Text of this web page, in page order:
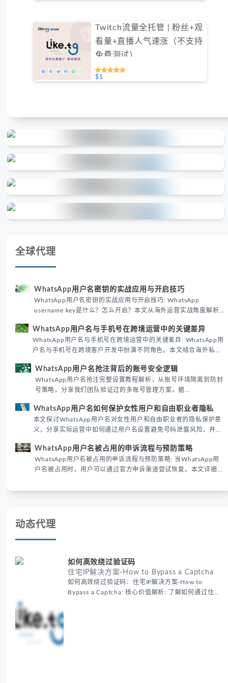
Twitch流量全托管 | 粉丝+观
看量+直播人气速涨（不支持
免费测试）
$1
全球代理
WhatsApp用户名密钥的实战应用与开启技巧
WhatsApp用户名密钥的实战应用与开启技巧: WhatsApp
username key是什么？怎么开启？本文从海外运营实战角度解析
境团队高效触达目标客户。
WhatsApp用户名与手机号在跨境运营中的关键差异
WhatsApp用户名与手机号在跨境运营中的关键差异: WhatsApp用
户名与手机号在跨境客户开发中扮演不同角色。本文结合海外私域
际差异，帮助团队优化WhatsApp营销策略。
WhatsApp用户名抢注背后的账号安全逻辑
WhatsApp用户名抢注完整设置教程解析，从账号环境隔离到防封
号策略，分享我们团队验证过的多账号管理方案。据
性直接影响转化率。
WhatsApp用户名如何保护女性用户和自由职业者隐私
本文探讨WhatsApp用户名对女性用户和自由职业者的隐私保护意
义，分享实际运营中如何通过用户名设置避免号码泄露风险，并提
已成为全球数字沟通的首要考量。
WhatsApp用户名被占用的申诉流程与预防策略
WhatsApp用户名被占用的申诉流程与预防策略: 当WhatsApp用
户名被占用时，用户可以通过官方申诉渠道尝试恢复。本文详细解
账号安全。
动态代理
如何高效绕过验证码
住宅IP解决方案-How to Bypass a Captcha
如何高效绕过验证码：住宅IP解决方案-How to
Bypass a Captcha: 核心价值解析: 了解如何通过住宅